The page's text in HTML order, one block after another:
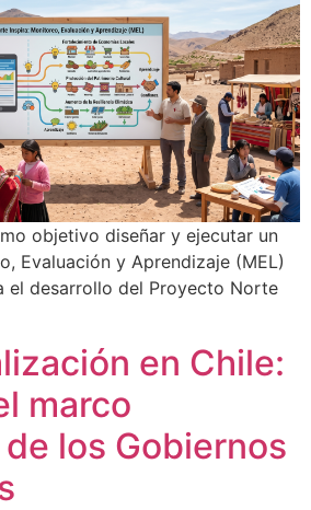
objetivo diseñar y ejecutar un
Evaluación y Aprendizaje (MEL)
el desarrollo del Proyecto Norte
en Chile:
marco
los Gobiernos